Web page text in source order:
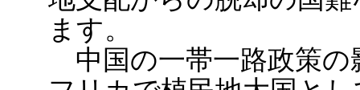
ます。
中国の一帯一路政策の